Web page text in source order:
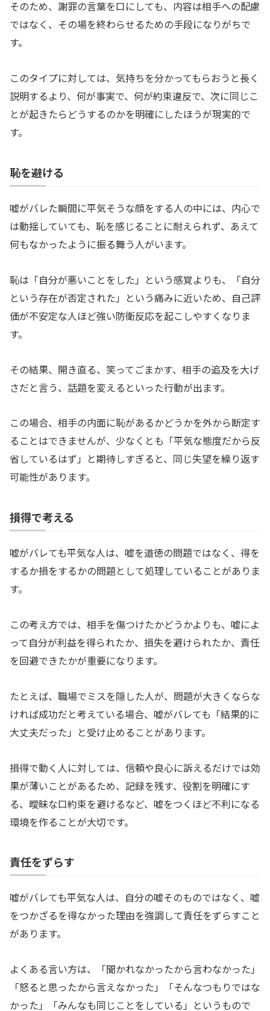
そのため、謝罪の言葉を口にしても、内容は相手への配慮
ではなく、その場を終わらせるための手段になりがちで
す。
このタイプに対しては、気持ちを分かってもらおうと長く
説明するより、何が事実で、何が約束違反で、次に同じこ
とが起きたらどうするのかを明確にしたほうが現実的で
す。
恥を避ける
嘘がバレた瞬間に平気そうな顔をする人の中には、内心で
は動揺していても、恥を感じることに耐えられず、あえて
何もなかったように振る舞う人がいます。
恥は「自分が悪いことをした」という感覚よりも、「自分
という存在が否定された」という痛みに近いため、自己評
価が不安定な人ほど強い防衛反応を起こしやすくなりま
す。
その結果、開き直る、笑ってごまかす、相手の追及を大げ
さだと言う、話題を変えるといった行動が出ます。
この場合、相手の内面に恥があるかどうかを外から断定す
ることはできませんが、少なくとも「平気な態度だから反
省しているはず」と期待しすぎると、同じ失望を繰り返す
可能性があります。
損得で考える
嘘がバレても平気な人は、嘘を道徳の問題ではなく、得を
するか損をするかの問題として処理していることがありま
す。
この考え方では、相手を傷つけたかどうかよりも、嘘によ
って自分が利益を得られたか、損失を避けられたか、責任
を回避できたかが重要になります。
たとえば、職場でミスを隠した人が、問題が大きくならな
ければ成功だと考えている場合、嘘がバレても「結果的に
大丈夫だった」と受け止めることがあります。
損得で動く人に対しては、信頼や良心に訴えるだけでは効
果が薄いことがあるため、記録を残す、役割を明確にす
る、曖昧な口約束を避けるなど、嘘をつくほど不利になる
環境を作ることが大切です。
責任をずらす
嘘がバレても平気な人は、自分の嘘そのものではなく、嘘
をつかざるを得なかった理由を強調して責任をずらすこと
があります。
よくある言い方は、「聞かれなかったから言わなかった」
「怒ると思ったから言えなかった」「そんなつもりではな
かった」「みんなも同じことをしている」というもので